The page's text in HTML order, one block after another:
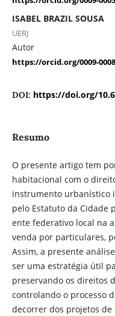
ISABEL BRAZIL SOUSA
UERJ
Autor
https://orcid.org/0009-
DOI: https://doi.org/
Resumo
O presente artigo tem
habitacional com o
instrumento urbanístico
pelo Estatuto da Cidade
ente federativo local na
venda por particulares,
Assim, a presente
ser uma estratégia útil
preservando os direitos
controlando o processo
decorrer dos projetos de